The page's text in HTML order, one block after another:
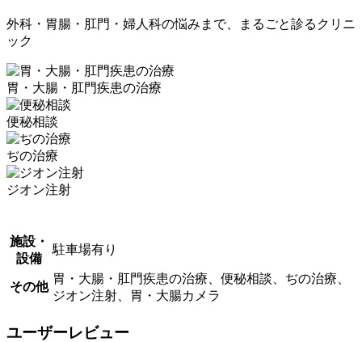
外科・胃腸・肛門・婦人科の悩みまで、まるごと診るクリニ
ック
胃・大腸・肛門疾患の治療
便秘相談
ぢの治療
ジオン注射
施設・
設備
駐車場有り
その他
胃・大腸・肛門疾患の治療、便秘相談、ぢの治療、
ジオン注射、胃・大腸カメラ
ユーザーレビュー